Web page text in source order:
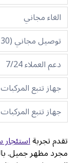
الغاء مجاني
توصيل مجاني (30 يوم او أكثر)
دعم العملاء 7/24
جهاز تتبع
جهاز تتبع
تقدم تجربة
مجرد مظهر جميل.